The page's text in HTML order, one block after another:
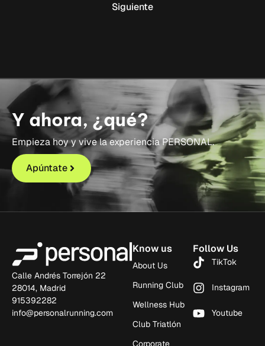
Siguiente
Y ahora, ¿qué?
Empieza hoy y vive la experiencia PERSONAL.
Apúntate
Calle Andrés Torrejón 22
28014, Madrid
915392282
info@personalrunning.com
Know us
About Us
Running Club
Wellness Hub
Club Triatlón
Corporate
Follow Us
TikTok
Instagram
Youtube